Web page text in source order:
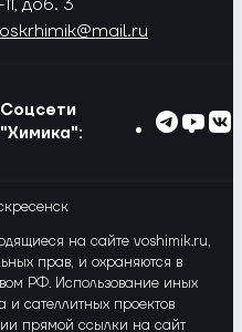
Соцсети
"Химика":
на сайте voshimik.ru,
прав, и охраняются в
РФ. Использование иных
и сателлитных проектов
прямой ссылки на сайт